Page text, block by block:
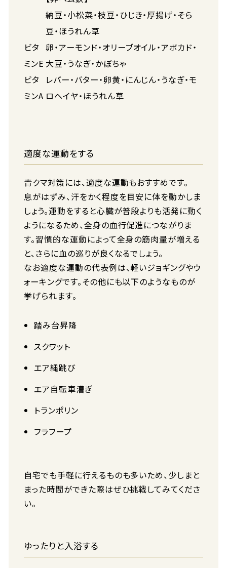
納豆・小松菜・枝豆・ひじき・厚揚げ・そら
豆・ほうれん草
ビタ
ミンE
卵・アーモンド・オリーブオイル・アボカド・
大豆・うなぎ・かぼちゃ
ビタ
ミンA
レバー・バター・卵黄・にんじん・うなぎ・モ
ロヘイヤ・ほうれん草
適度な運動をする
青クマ対策には、適度な運動もおすすめです。
息がはずみ、汗をかく程度を目安に体を動かしま
しょう。運動をすると心臓が普段よりも活発に動く
ようになるため、全身の血行促進につながりま
す。習慣的な運動によって全身の筋肉量が増える
と、さらに血の巡りが良くなるでしょう。
なお適度な運動の代表例は、軽いジョギングやウ
ォーキングです。その他にも以下のようなものが
挙げられます。
踏み台昇降
スクワット
エア縄跳び
エア自転車漕ぎ
トランポリン
フラフープ
自宅でも手軽に行えるものも多いため、少しまと
まった時間ができた際はぜひ挑戦してみてくださ
い。
ゆったりと入浴する